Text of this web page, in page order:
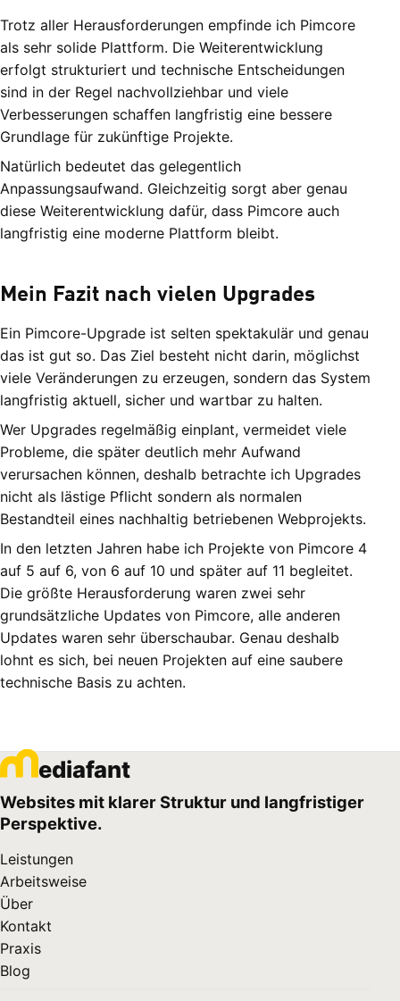
Trotz aller Herausforderungen empfinde ich Pimcore
als sehr solide Plattform. Die Weiterentwicklung
erfolgt strukturiert und technische Entscheidungen
sind in der Regel nachvollziehbar und viele
Verbesserungen schaffen langfristig eine bessere
Grundlage für zukünftige Projekte.
Natürlich bedeutet das gelegentlich
Anpassungsaufwand. Gleichzeitig sorgt aber genau
diese Weiterentwicklung dafür, dass Pimcore auch
langfristig eine moderne Plattform bleibt.
Mein Fazit nach vielen Upgrades
Ein Pimcore-Upgrade ist selten spektakulär und genau
das ist gut so. Das Ziel besteht nicht darin, möglichst
viele Veränderungen zu erzeugen, sondern das System
langfristig aktuell, sicher und wartbar zu halten.
Wer Upgrades regelmäßig einplant, vermeidet viele
Probleme, die später deutlich mehr Aufwand
verursachen können, deshalb betrachte ich Upgrades
nicht als lästige Pflicht sondern als normalen
Bestandteil eines nachhaltig betriebenen Webprojekts.
In den letzten Jahren habe ich Projekte von Pimcore 4
auf 5 auf 6, von 6 auf 10 und später auf 11 begleitet.
Die größte Herausforderung waren zwei sehr
grundsätzliche Updates von Pimcore, alle anderen
Updates waren sehr überschaubar. Genau deshalb
lohnt es sich, bei neuen Projekten auf eine saubere
technische Basis zu achten.
ediafant
Websites mit klarer Struktur und langfristiger
Perspektive.
Leistungen
Arbeitsweise
Über
Kontakt
Praxis
Blog